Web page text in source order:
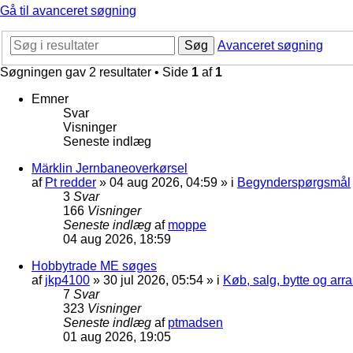
Gå til avanceret søgning
Søg
Avanceret søgning
Søgningen gav 2 resultater • Side 1 af 1
Emner
Svar
Visninger
Seneste indlæg
Märklin Jernbaneoverkørsel
af Pt redder » 04 aug 2026, 04:59 » i Begynderspørgsmål
3 Svar
166 Visninger
Seneste indlæg af moppe
04 aug 2026, 18:59
Hobbytrade ME søges
af jkp4100 » 30 jul 2026, 05:54 » i Køb, salg, bytte og
7 Svar
323 Visninger
Seneste indlæg af ptmadsen
01 aug 2026, 19:05